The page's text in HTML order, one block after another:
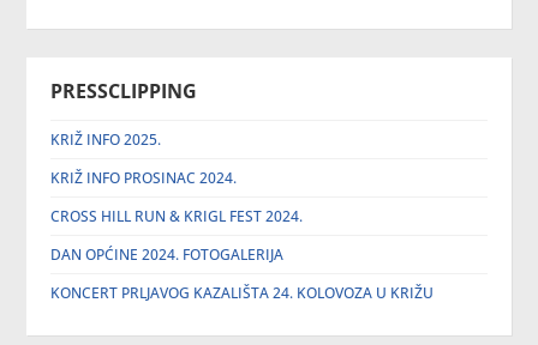
PRESSCLIPPING
KRIŽ INFO 2025.
KRIŽ INFO PROSINAC 2024.
CROSS HILL RUN & KRIGL FEST 2024.
DAN OPĆINE 2024. FOTOGALERIJA
KONCERT PRLJAVOG KAZALIŠTA 24. KOLOVOZA U KRIŽU